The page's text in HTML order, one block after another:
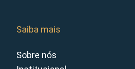
Saiba mais
Sobre nós